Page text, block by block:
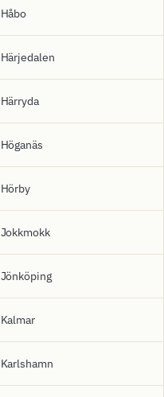
Håbo
Härjedalen
Härryda
Höganäs
Hörby
Jokkmokk
Jönköping
Kalmar
Karlshamn